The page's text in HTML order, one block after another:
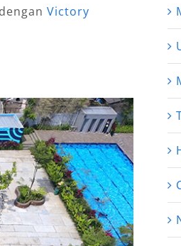
Victory